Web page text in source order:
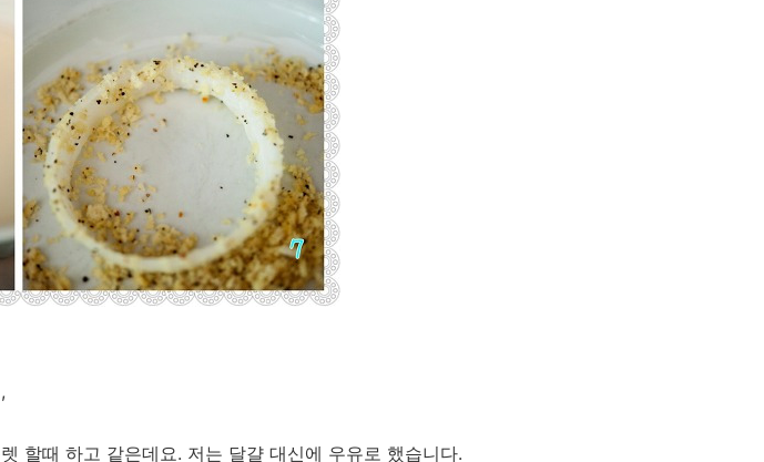
할때 하고 같은데요. 저는 달걀 대신에 우유로 했습니다.